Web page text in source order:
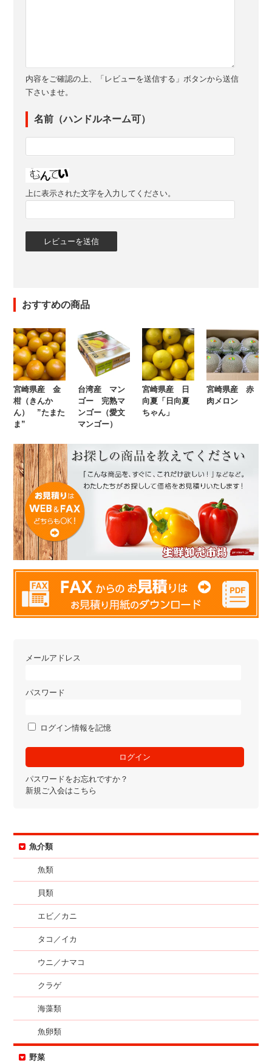
内容をご確認の上、「レビューを送信する」ボタンから送信
下さいませ。
名前（ハンドルネーム可）
上に表示された文字を入力してください。
おすすめの商品
宮崎県産 金
柑（きんか
ん） ”たまた
ま”
台湾産 マン
ゴー 完熟マ
ンゴー（愛文
マンゴー）
宮崎県産 日
向夏「日向夏
ちゃん」
宮崎県産 赤
肉メロン
メールアドレス
パスワード
ログイン情報を記憶
パスワードをお忘れですか？
新規ご入会はこちら
魚介類
魚類
貝類
エビ／カニ
タコ／イカ
ウニ／ナマコ
クラゲ
海藻類
魚卵類
野菜